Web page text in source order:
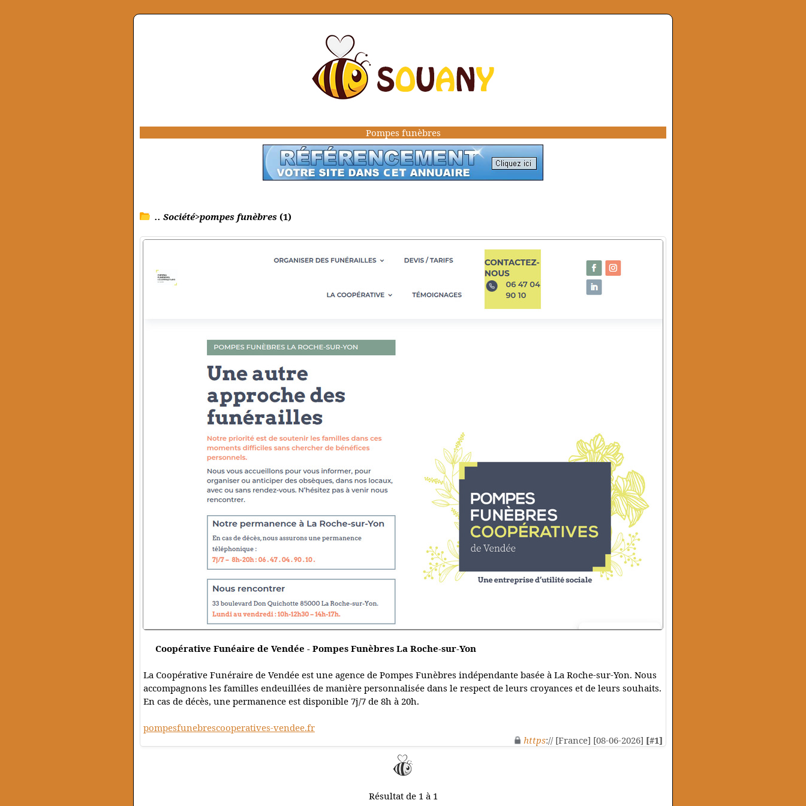
Pompes funèbres
.. Société>pompes funèbres (1)
Coopérative Funéaire de Vendée - Pompes Funèbres La Roche-sur-Yon
La Coopérative Funéraire de Vendée est une agence de Pompes Funèbres indépendante basée à La Roche-sur-Yon. Nous
accompagnons les familles endeuillées de manière personnalisée dans le respect de leurs croyances et de leurs souhaits.
En cas de décès, une permanence est disponible 7j/7 de 8h à 20h.
pompesfunebrescooperatives-vendee.fr
https:// [France] [08-06-2026] [#1]
Résultat de 1 à 1